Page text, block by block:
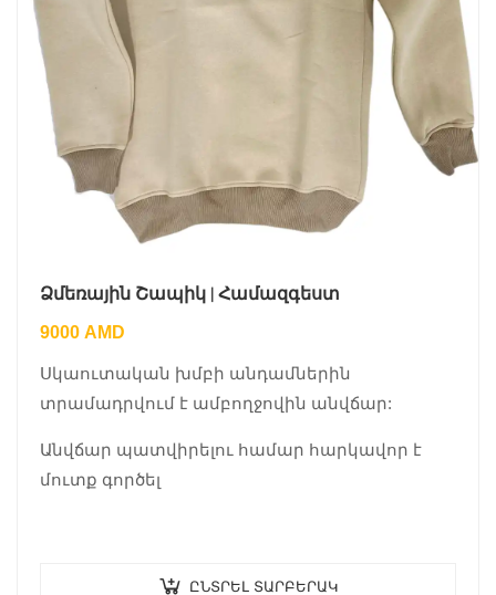
Ձմեռային Շապիկ | Համազգեստ
9000 AMD
Սկաուտական խմբի անդամներին
տրամադրվում է ամբողջովին անվճար:
Անվճար պատվիրելու համար հարկավոր է
մուտք գործել
ԸՆՏՐԵԼ ՏԱՐԲԵՐԱԿ